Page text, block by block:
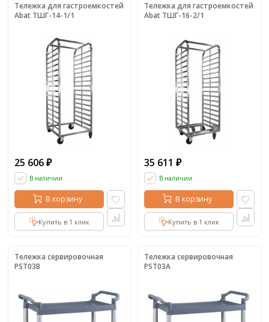
Тележка для гастроемкостей
Abat ТШГ-14-1/1
25 606 ₽
В наличии
В корзину
Купить в 1 клик
Тележка для гастроемкостей
Abat ТШГ-16-2/1
35 611 ₽
В наличии
В корзину
Купить в 1 клик
Тележка сервировочная
PST03B
Тележка сервировочная
PST03A